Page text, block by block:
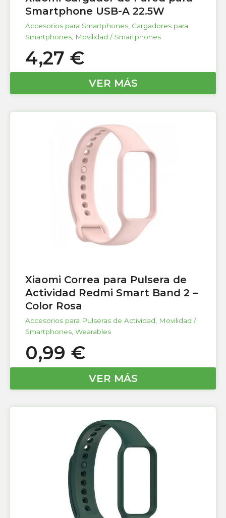
Smartphone USB-A 22.5W
Accesorios para Smartphones, Cargadores para
Smartphones, Movilidad / Smartphones
4,27 €
VER MÁS
Xiaomi Correa para Pulsera de
Actividad Redmi Smart Band 2 –
Color Rosa
Accesorios para Pulseras de Actividad, Movilidad /
Smartphones, Wearables
0,99 €
VER MÁS